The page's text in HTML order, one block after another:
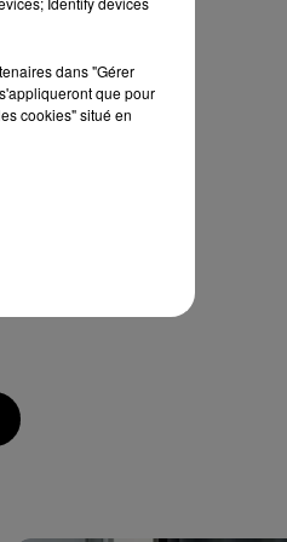
dans "Gérer
que pour
cookies" situé en